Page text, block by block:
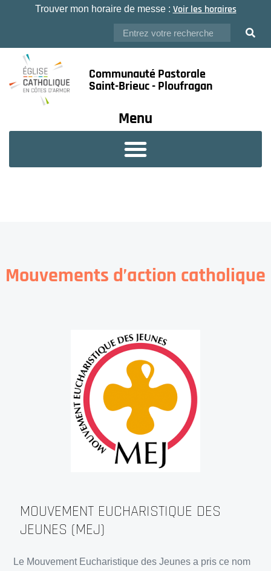
Trouver mon horaire de messe : Voir les horaires
Communauté Pastorale
Saint-Brieuc - Ploufragan
Menu
Mouvements d’action catholique
MOUVEMENT EUCHARISTIQUE DES
JEUNES (MEJ)
Le Mouvement Eucharistique des Jeunes a pris ce nom